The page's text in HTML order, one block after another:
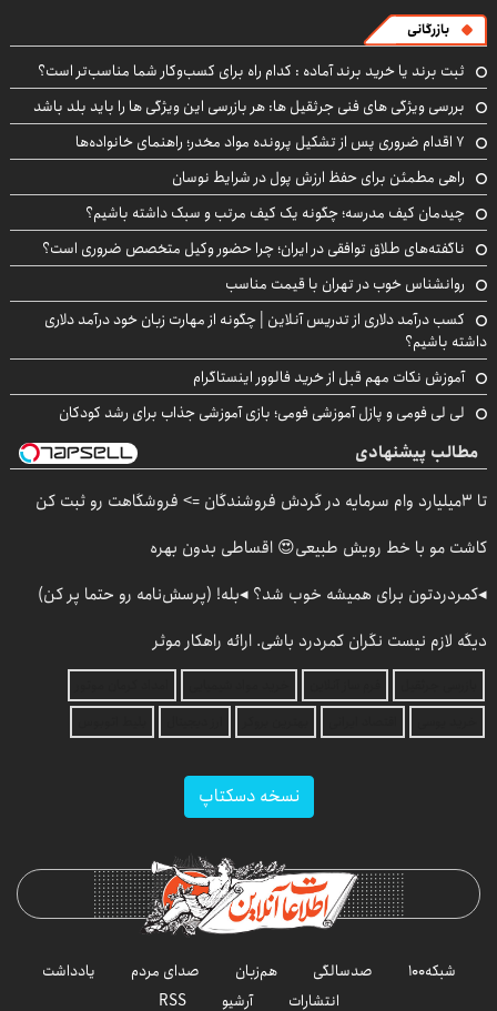
بازرگانی
ثبت برند یا خرید برند آماده : کدام راه برای کسب‌وکار شما مناسب‌تر است؟
بررسی ویژگی های فنی جرثقیل ها: هر بازرسی این ویژگی ها را باید بلد باشد
۷ اقدام ضروری پس از تشکیل پرونده مواد مخدر؛ راهنمای خانواده‌ها
راهی مطمئن برای حفظ ارزش پول در شرایط نوسان
چیدمان کیف مدرسه؛ چگونه یک کیف مرتب و سبک داشته باشیم؟
ناگفته‌های طلاق توافقی در ایران؛ چرا حضور وکیل متخصص ضروری است؟
روانشناس خوب در تهران با قیمت مناسب
کسب درآمد دلاری از تدریس آنلاین | چگونه از مهارت زبان خود درآمد دلاری
داشته باشیم؟
آموزش نکات مهم قبل از خرید فالوور اینستاگرام
لی لی فومی و پازل آموزشی فومی؛ بازی آموزشی جذاب برای رشد کودکان
مطالب پیشنهادی
تا 3میلیارد وام سرمایه در گردش فروشندگان => فروشگاهت رو ثبت کن
کاشت مو با خط رویش طبیعی😍 اقساطی بدون بهره
◂کمردردتون برای همیشه خوب شد؟ ◂بله! (پرسش‌نامه رو حتما پر کن)
دیگه لازم نیست نگران کمردرد باشی. ارائه راهکار موثر
نسخه دسکتاپ
شبکه۱۰۰ صدسالگی هم‌زبان صدای مردم
یادداشت
انتشارات
آرشیو RSS